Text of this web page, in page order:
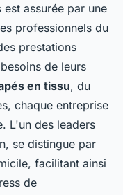
est assurée par une
professionnels du
prestations
de leurs
en tissu, du
chaque entreprise
L'un des leaders
se distingue par
facilitant ainsi
de